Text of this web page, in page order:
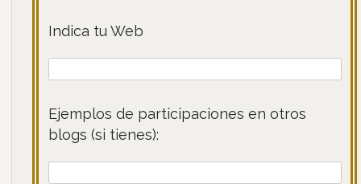
Indica tu Web
Ejemplos de participaciones en otros
blogs (si tienes):